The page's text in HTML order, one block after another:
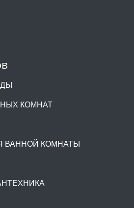
КОМНАТ
ВАННОЙ КОМНАТЫ